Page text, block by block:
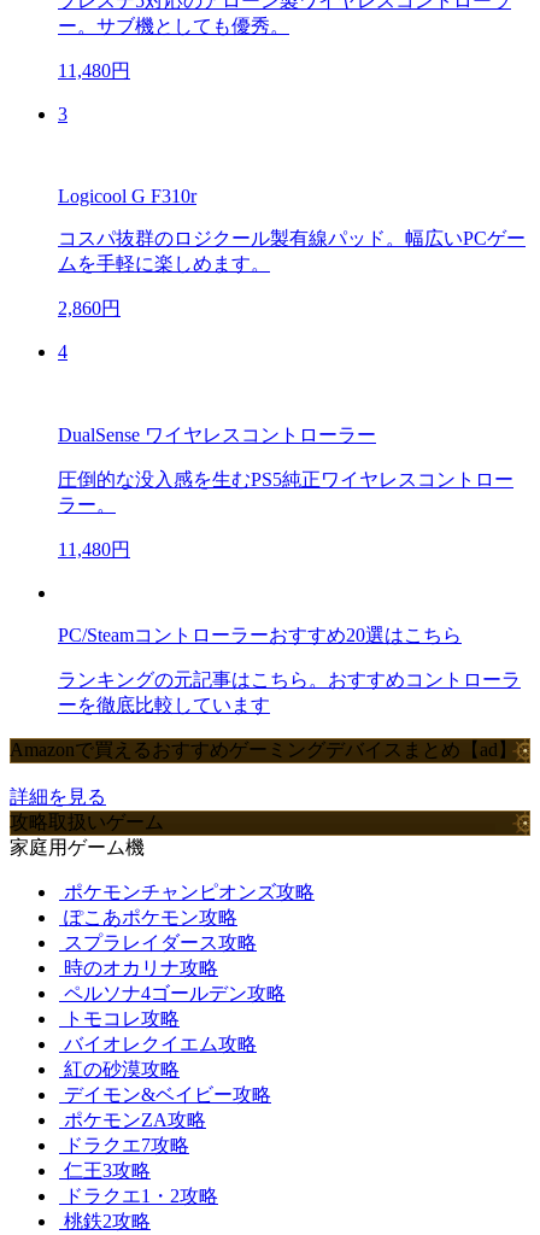
ー。サブ機としても優秀。
11,480円
3
Logicool G F310r
コスパ抜群のロジクール製有線パッド。幅広いPCゲー
ムを手軽に楽しめます。
2,860円
4
DualSense ワイヤレスコントローラー
圧倒的な没入感を生むPS5純正ワイヤレスコントロー
ラー。
11,480円
PC/Steamコントローラーおすすめ20選はこちら
ランキングの元記事はこちら。おすすめコントローラ
ーを徹底比較しています
Amazonで買えるおすすめゲーミングデバイスまとめ【ad】
詳細を見る
攻略取扱いゲーム
家庭用ゲーム機
ポケモンチャンピオンズ攻略
ぽこあポケモン攻略
スプラレイダース攻略
時のオカリナ攻略
ペルソナ4ゴールデン攻略
トモコレ攻略
バイオレクイエム攻略
紅の砂漠攻略
デイモン&ベイビー攻略
ポケモンZA攻略
ドラクエ7攻略
仁王3攻略
ドラクエ1・2攻略
桃鉄2攻略